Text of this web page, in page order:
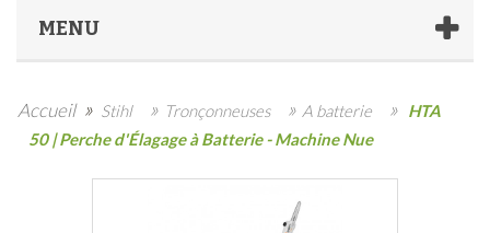
MENU
Accueil » Stihl » Tronçonneuses » A batterie » HTA
50 | Perche d'Élagage à Batterie - Machine Nue